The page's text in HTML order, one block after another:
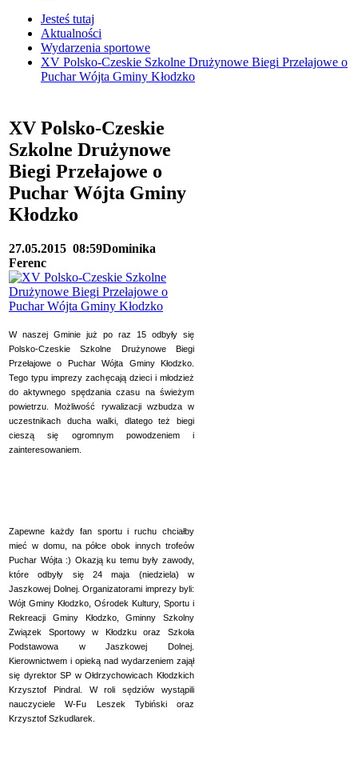
Jesteś tutaj
Aktualności
Wydarzenia sportowe
XV Polsko-Czeskie Szkolne Drużynowe Biegi Przełajowe o
Puchar Wójta Gminy Kłodzko
XV Polsko-Czeskie
Szkolne Drużynowe
Biegi Przełajowe o
Puchar Wójta Gminy
Kłodzko
27.05.2015 08:59Dominika
Ferenc
W naszej Gminie już po raz 15 odbyły się
Polsko-Czeskie Szkolne Drużynowe Biegi
Przełajowe o Puchar Wójta Gminy Kłodzko.
Tego typu imprezy zachęcają dzieci i młodzież
do aktywnego spędzania czasu na świeżym
powietrzu. Możliwość rywalizacji wzbudza w
uczestnikach ducha walki, dlatego też biegi
cieszą się ogromnym powodzeniem i
zainteresowaniem.
Zapewne każdy fan sportu i ruchu chciałby
mieć w domu, na półce obok innych trofeów
Puchar Wójta :) Okazją ku temu były zawody,
które odbyły się 24 maja (niedziela) w
Jaszkowej Dolnej. Organizatorami imprezy byli:
Wójt Gminy Kłodzko, Ośrodek Kultury, Sportu i
Rekreacji Gminy Kłodzko, Gminny Szkolny
Związek Sportowy w Kłodzku oraz Szkoła
Podstawowa w Jaszkowej Dolnej.
Kierownictwem i opieką nad wydarzeniem zajął
się dyrektor SP w Ołdrzychowicach Kłodzkich
Krzysztof Pindral. W roli sędziów wystąpili
nauczyciele W-Fu Leszek Tybiński oraz
Krzysztof Szkudlarek.